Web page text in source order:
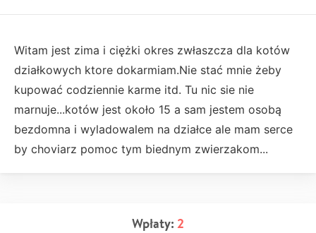
Witam jest zima i ciężki okres zwłaszcza dla kotów
działkowych ktore dokarmiam.Nie stać mnie żeby
kupować codziennie karme itd. Tu nic sie nie
marnuje...kotów jest około 15 a sam jestem osobą
bezdomna i wyladowalem na działce ale mam serce
by choviarz pomoc tym biednym zwierzakom...
Wpłaty: 2